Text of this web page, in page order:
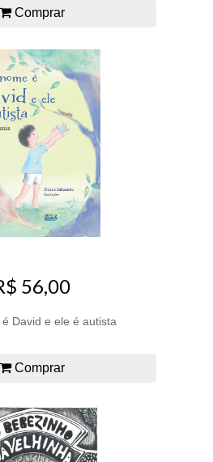
Comprar
56,00
David e ele é autista
Comprar